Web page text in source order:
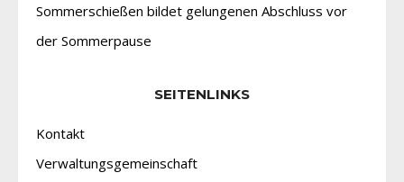
Sommerschießen bildet gelungenen Abschluss vor
der Sommerpause
SEITENLINKS
Kontakt
Verwaltungsgemeinschaft